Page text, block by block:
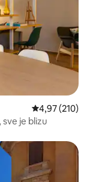
Prosječna
4,97 (210)
je blizu
gosti”